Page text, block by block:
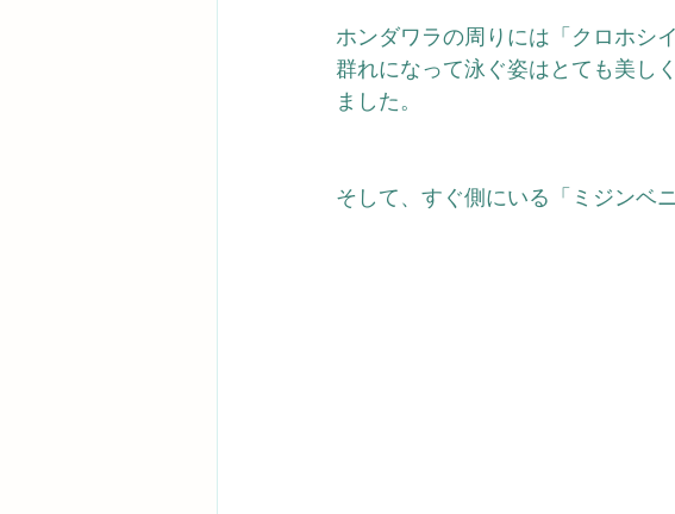
ホンダワラの周りには「クロホシ
群れになって泳ぐ姿はとても美し
ました。
そして、すぐ側にいる「ミジンベ